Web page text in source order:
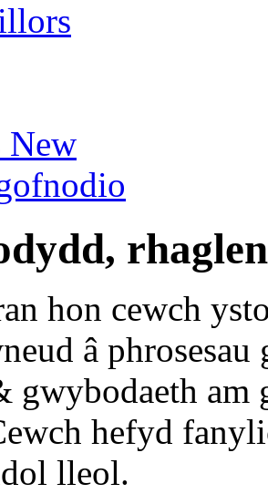
New
hon cewch
â
gwybodaeth am
hefyd
lleol.